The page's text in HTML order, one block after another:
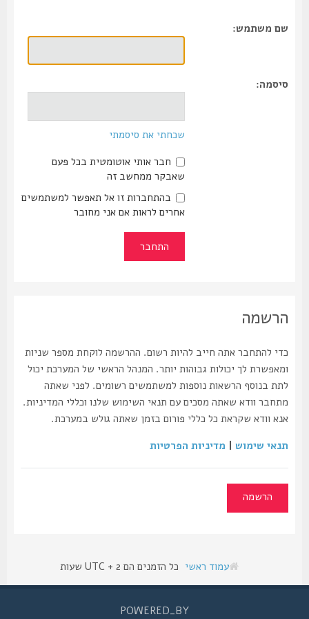
שם משתמש:
סיסמה:
שכחתי את סיסמתי
חבר אותי אוטומטית בכל פעם
שאבקר ממחשב זה
בהתחברות זו אל תאפשר למשתמשים
אחרים לראות אם אני מחובר
הרשמה
כדי להתחבר אתה חייב להיות רשום. ההרשמה לוקחת מספר שניות
ומאפשרת לך יכולות גבוהות יותר. המנהל הראשי של המערכת יכול
לתת בנוסף הרשאות נוספות למשתמשים רשומים. לפני שאתה
מתחבר וודא שאתה מסכים עם תנאי השימוש שלנו וכללי המדיניות.
אנא וודא שקראת כל כללי פורום בזמן שאתה גולש במערכת.
תנאי שימוש|מדיניות הפרטיות
הרשמה
עמוד ראשי כל הזמנים הם UTC + 2 שעות
POWERED_BY